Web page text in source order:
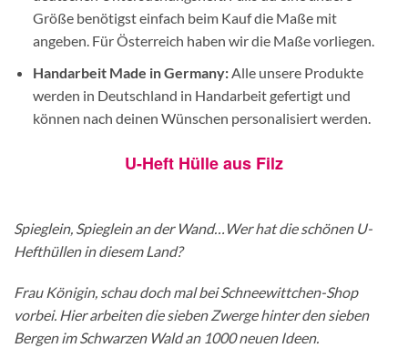
Größe benötigst einfach beim Kauf die Maße mit
angeben. Für Österreich haben wir die Maße vorliegen.
Handarbeit Made in Germany:Alle unsere Produkte
werden in Deutschland in Handarbeit gefertigt und
können nach deinen Wünschen personalisiert werden.
U-Heft Hülle aus Filz
Spieglein, Spieglein an der Wand…Wer hat die schönen U-
Hefthüllen in diesem Land?
Frau Königin, schau doch mal bei Schneewittchen-Shop
vorbei. Hier arbeiten die sieben Zwerge hinter den sieben
Bergen im Schwarzen Wald an 1000 neuen Ideen.